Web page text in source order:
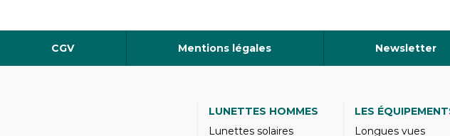
CGV Mentions légales Newsletter
LUNETTES HOMMES
Lunettes solaires
LES
Longues vues